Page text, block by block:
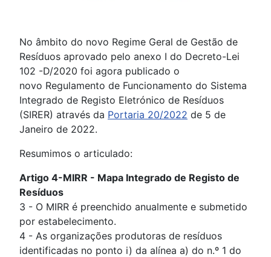
No âmbito do novo Regime Geral de Gestão de
Resíduos aprovado pelo anexo I do Decreto-Lei
102 -D/2020 foi agora publicado o
novo Regulamento de Funcionamento do Sistema
Integrado de Registo Eletrónico de Resíduos
(SIRER) através da Portaria 20/2022 de 5 de
Janeiro de 2022.
Resumimos o articulado:
Artigo 4-MIRR - Mapa Integrado de Registo de
Resíduos
3 - O MIRR é preenchido anualmente e submetido
por estabelecimento.
4 - As organizações produtoras de resíduos
identificadas no ponto i) da alínea a) do n.º 1 do